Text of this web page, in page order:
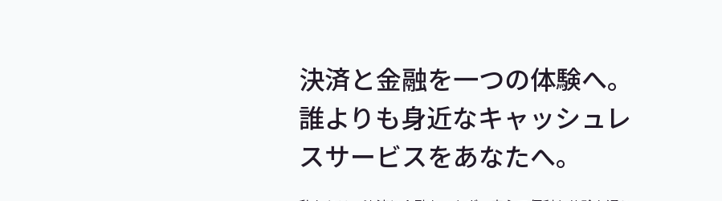
決済と金融を一つの体験へ。
誰よりも身近なキャッシュレ
スサービスをあなたへ。